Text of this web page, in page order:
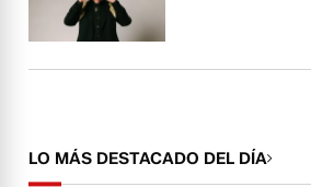
LO MÁS DESTACADO DEL DÍA